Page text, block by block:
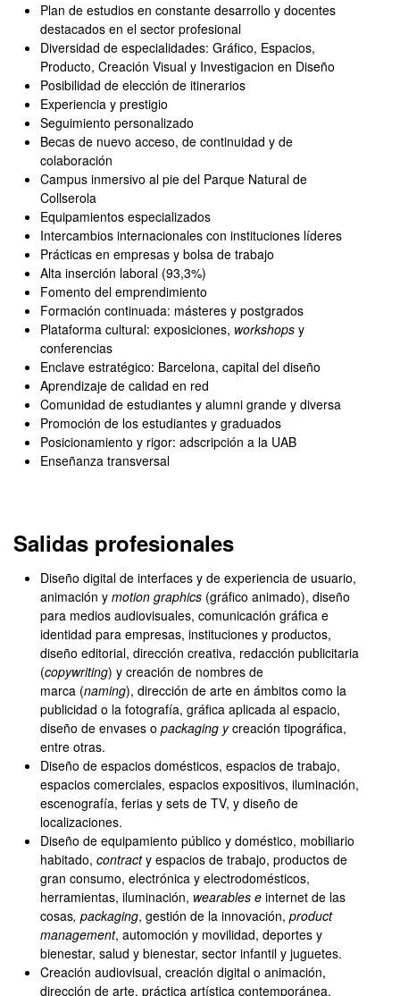
Plan de estudios en constante desarrollo y docentes
destacados en el sector profesional
Diversidad de especialidades: Gráfico, Espacios,
Producto, Creación Visual y Investigacion en Diseño
Posibilidad de elección de itinerarios
Experiencia y prestigio
Seguimiento personalizado
Becas de nuevo acceso, de continuidad y de
colaboración
Campus inmersivo al pie del Parque Natural de
Collserola
Equipamientos especializados
Intercambios internacionales con instituciones líderes
Prácticas en empresas y bolsa de trabajo
Alta inserción laboral (93,3%)
Fomento del emprendimiento
Formación continuada: másteres y postgrados
Plataforma cultural: exposiciones, workshops y
conferencias
Enclave estratégico: Barcelona, capital del diseño
Aprendizaje de calidad en red
Comunidad de estudiantes y alumni grande y diversa
Promoción de los estudiantes y graduados
Posicionamiento y rigor: adscripción a la UAB
Enseñanza transversal
Salidas profesionales
Diseño digital de interfaces y de experiencia de usuario,
animación y motion graphics (gráfico animado), diseño
para medios audiovisuales, comunicación gráfica e
identidad para empresas, instituciones y productos,
diseño editorial, dirección creativa, redacción publicitaria
(copywriting) y creación de nombres de
marca (naming), dirección de arte en ámbitos como la
publicidad o la fotografía, gráfica aplicada al espacio,
diseño de envases o packaging ycreación tipográfica,
entre otras.
Diseño de espacios domésticos, espacios de trabajo,
espacios comerciales, espacios expositivos, iluminación,
escenografía, ferias y sets de TV, y diseño de
localizaciones.
Diseño de equipamiento público y doméstico, mobiliario
habitado, contracty espacios de trabajo, productos de
gran consumo, electrónica y electrodomésticos,
herramientas, iluminación, wearables e internet de las
cosas, packaging, gestión de la innovación, product
management, automoción y movilidad, deportes y
bienestar, salud y bienestar, sector infantil y juguetes.
Creación audiovisual, creación digital o animación,
dirección de arte, práctica artística contemporánea,